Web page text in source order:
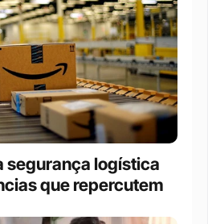
segurança logística
que repercutem